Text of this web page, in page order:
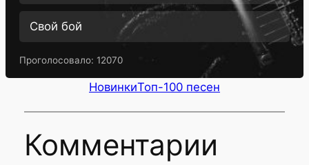
Свой бой
Проголосовало: 12070
НовинкиТоп-100 песен
Комментарии